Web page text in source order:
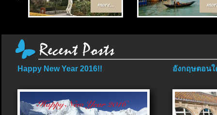
more...
Happy New Year 2016!! อังกฤษตอนใ